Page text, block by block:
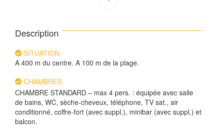
Description
SITUATION
A 400 m du centre. A 100 m de la plage.
CHAMBRES
CHAMBRE STANDARD – max 4 pers. : équipée avec salle
de bains, WC, sèche-cheveux, téléphone, TV sat., air
conditionné, coffre-fort (avec suppl.), minibar (avec suppl.) et
balcon.